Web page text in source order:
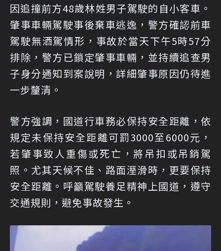
因追撞前方48歲林姓男子駕駛的自小客車。
肇事車輛駕駛事後棄車逃逸，警方確認前車
駕駛無酒駕情形，事故於當天下午5時57分
排除，警方已鎖定肇事車輛，並持續追查男
子身分通知到案說明，詳細肇事原因仍待進
一步釐清。
警方強調，國道行車務必保持安全距離，依
規定未保持安全距離可罰3000至6000元，
若肇事致人重傷或死亡，將吊扣或吊銷駕
照。尤其天候不佳、路面溼滑時，更要保持
安全距離。呼籲駕駛養足精神上國道，遵守
交通規則，避免事故發生。